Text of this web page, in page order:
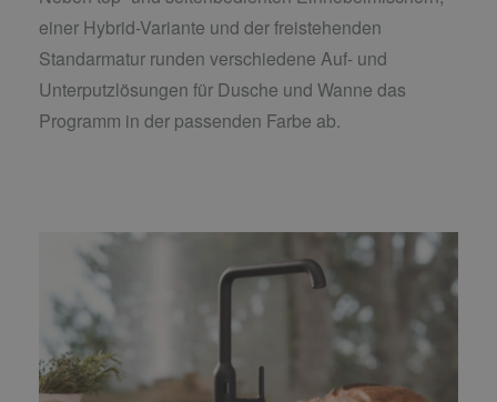
einer Hybrid-Variante und der freistehenden
Standarmatur runden verschiedene Auf- und
Unterputzlösungen für Dusche und Wanne das
Programm in der passenden Farbe ab.